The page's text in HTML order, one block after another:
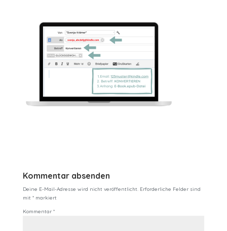
Kommentar absenden
Deine E-Mail-Adresse wird nicht veröffentlicht. Erforderliche Felder sind
mit *markiert
Kommentar *